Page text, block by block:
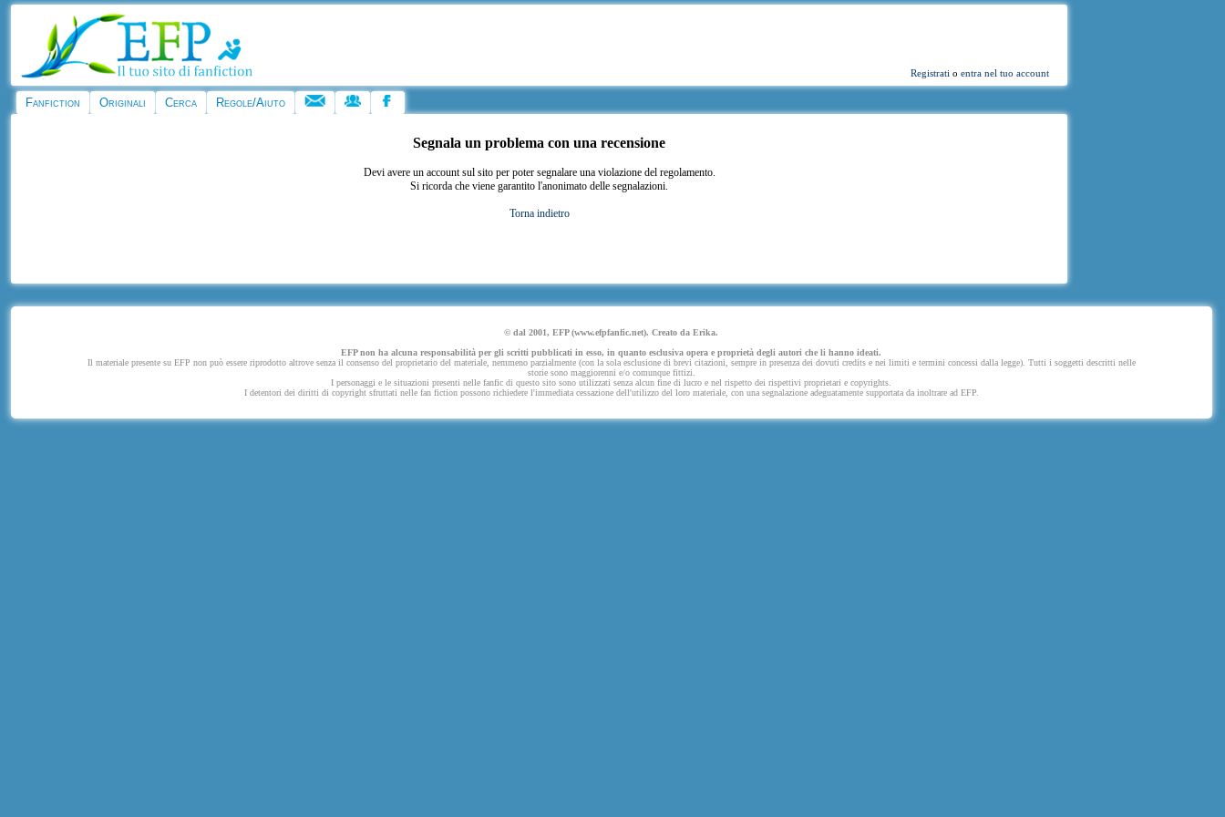
Registrati oentra nel tuo account
Fanfiction Originali Cerca Regole/Aiuto
Segnala un problema con una recensione
Devi avere un account sul sito per poter segnalare una violazione del regolamento.
Si ricorda che viene garantito l'anonimato delle segnalazioni.
Torna indietro
© dal 2001, EFP (www.efpfanfic.net). Creato da Erika.
EFP non ha alcuna responsabilità per gli scritti pubblicati in esso, in quanto esclusiva opera e proprietà degli autori che li hanno ideati.
Il materiale presente su EFP non può essere riprodotto altrove senza il consenso del proprietario del materiale, nemmeno parzialmente (con la sola esclusione di brevi citazioni, sempre in presenza dei dovuti credits e nei limiti e termini concessi dalla legge). Tutti i soggetti descritti nelle
storie sono maggiorenni e/o comunque fittizi.
I personaggi e le situazioni presenti nelle fanfic di questo sito sono utilizzati senza alcun fine di lucro e nel rispetto dei rispettivi proprietari e copyrights.
I detentori dei diritti di copyright sfruttati nelle fan fiction possono richiedere l'immediata cessazione dell'utilizzo del loro materiale, con una segnalazione adeguatamente supportata da inoltrare ad EFP.